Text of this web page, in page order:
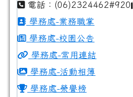
電話：(06)2324462#920
學務處-業務職掌
學務處-校園公告
學務處-常用連結
學務處-活動相簿
學務處-榮譽榜